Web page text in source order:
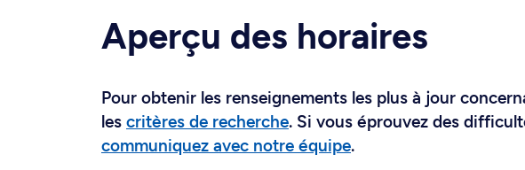
Aperçu des horaires
Pour obtenir les renseignements les plus à jour
les critères de recherche. Si vous éprouvez des
communiquez avec notre équipe.